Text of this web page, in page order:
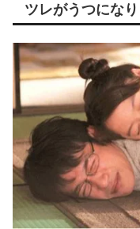
ツレがうつにな